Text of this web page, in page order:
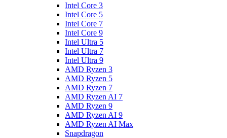
Intel Core 3
Intel Core 5
Intel Core 7
Intel Core 9
Intel Ultra 5
Intel Ultra 7
Intel Ultra 9
AMD Ryzen 3
AMD Ryzen 5
AMD Ryzen 7
AMD Ryzen AI 7
AMD Ryzen 9
AMD Ryzen AI 9
AMD Ryzen AI Max
Snapdragon